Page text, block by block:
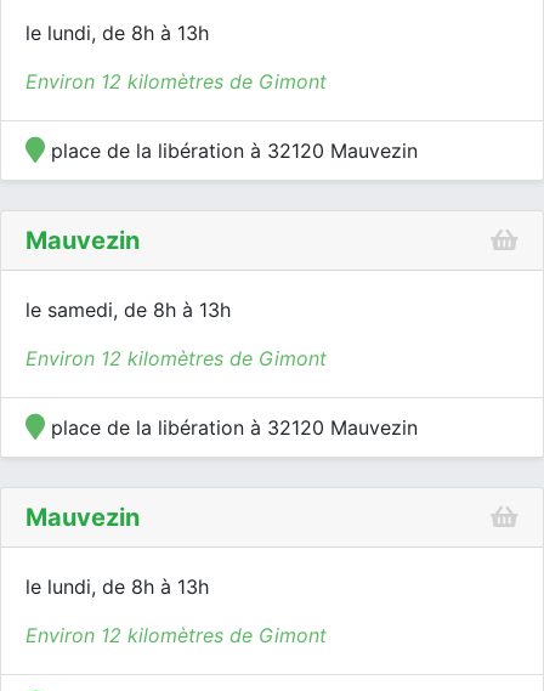
le lundi, de 8h à 13h
Environ 12 kilomètres de Gimont
place de la libération à 32120 Mauvezin
Mauvezin
le samedi, de 8h à 13h
Environ 12 kilomètres de Gimont
place de la libération à 32120 Mauvezin
Mauvezin
le lundi, de 8h à 13h
Environ 12 kilomètres de Gimont